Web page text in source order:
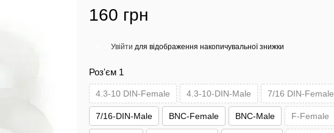
160 грн
Увійти для відображення накопичувальної знижки
Роз'єм 1
4.3-10 DIN-Female 4.3-10-DIN-Male 7/16 DIN-Female
7/16-DIN-Male BNC-Female BNC-Male F-Female